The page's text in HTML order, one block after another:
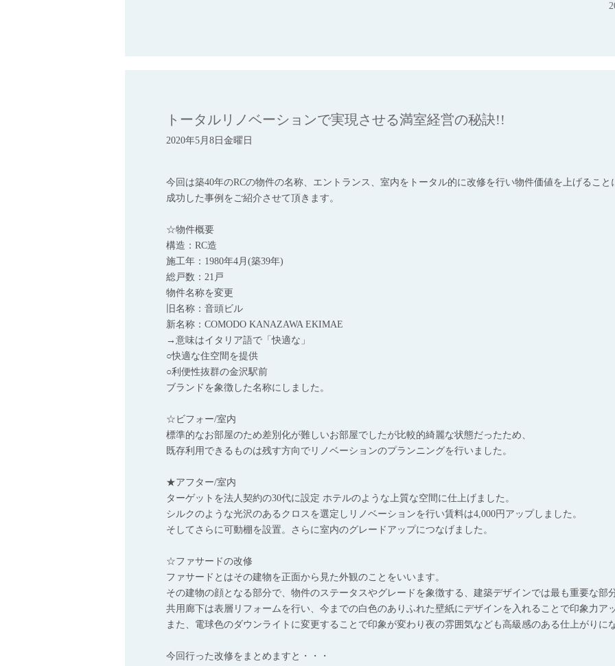
トータルリノベーションで実現させる満室経営の秘訣!!
2020年5月8日金曜日
今回は築40年のRCの物件の名称、エントランス、室内をトータル的に改修を行い物件価値を上げること
成功した事例をご紹介させて頂きます。
☆物件概要
構造：RC造
施工年：1980年4月(築39年)
総戸数：21戸
物件名称を変更
旧名称：音頭ビル
新名称：COMODO KANAZAWA EKIMAE
→意味はイタリア語で「快適な」
○快適な住空間を提供
○利便性抜群の金沢駅前
ブランドを象徴した名称にしました。
☆ビフォー/室内
標準的なお部屋のため差別化が難しいお部屋でしたが比較的綺麗な状態だったため、
既存利用できるものは残す方向でリノベーションのプランニングを行いました。
★アフター/室内
ターゲットを法人契約の30代に設定 ホテルのような上質な空間に仕上げました。
シルクのような光沢のあるクロスを選定しリノベーションを行い賃料は4,000円アップしました。
そしてさらに可動棚を設置。さらに室内のグレードアップにつなげました。
☆ファサードの改修
ファサードとはその建物を正面から見た外観のことをいいます。
その建物の顔となる部分で、物件のステータスやグレードを象徴する、建築デザインでは最も重要な部
共用廊下は表層リフォームを行い、今までの白色のありふれた壁紙にデザインを入れることで印象力ア
また、電球色のダウンライトに変更することで印象が変わり夜の雰囲気なども高級感のある仕上がりに
今回行った改修をまとめますと・・・